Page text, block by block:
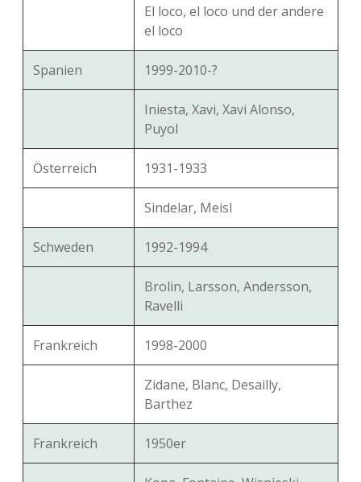
El loco, el loco und der andere
el loco
Spanien 1999-2010-?
Iniesta, Xavi, Xavi Alonso,
Puyol
Österreich 1931-1933
Sindelar, Meisl
Schweden 1992-1994
Brolin, Larsson, Andersson,
Ravelli
Frankreich 1998-2000
Zidane, Blanc, Desailly,
Barthez
Frankreich 1950er